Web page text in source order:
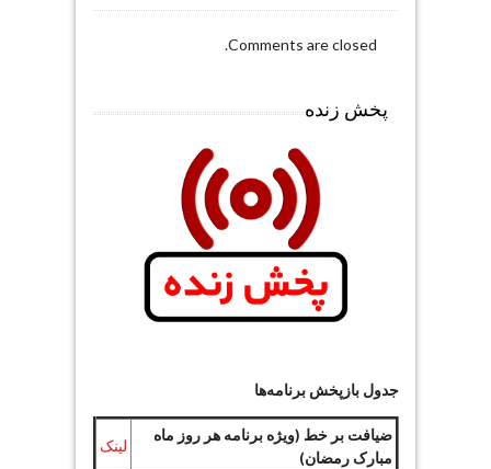
Comments are closed.
پخش زنده
جدول بازپخش برنامه‌ها
ضیافت بر خط (ویژه برنامه هر روز ماه
مبارک رمضان)
لینک